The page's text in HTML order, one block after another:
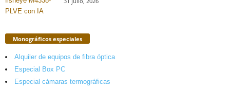
Monográficos especiales
Alquiler de equipos de fibra óptica
Especial Box PC
Especial cámaras termográficas